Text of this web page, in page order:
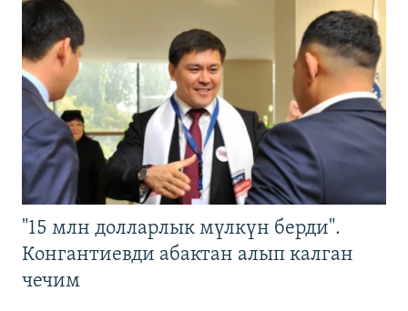
"15 млн долларлык мүлкүн берди".
Конгантиевди абактан алып калган
чечим